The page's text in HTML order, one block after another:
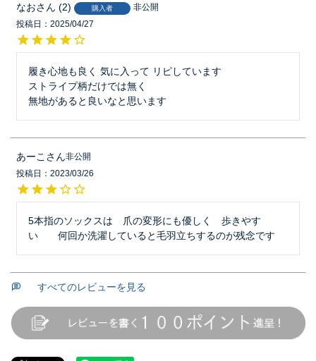
なお 2 購入者
非公開
投稿日
2025/04/27
履き心地も良く 気に入って リピしています
ストライプ柄だけでは無く
無地があると良いなと思います
あーこ
非公開
投稿日
2023/03/26
5本指のソックスは　爪の変形にも優しく　歩きやす
い　　何回か洗濯していると毛羽立ちするのが残念です
すべてのレビューを見る